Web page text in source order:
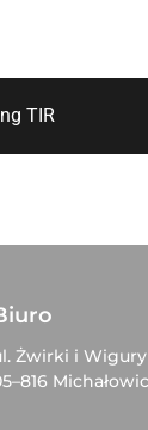
TIR
Żwirki i Wigury